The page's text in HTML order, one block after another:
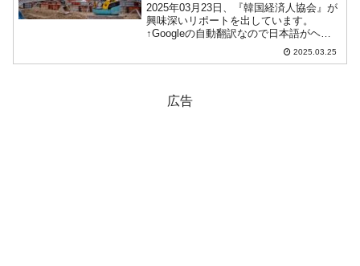
2025年03月23日、『韓国経済人協会』が
興味深いリポートを出しています。
↑Googleの自動翻訳なので日本語がヘン
なところがありますがご寛恕ください。
⇒参照・引用元：『韓国経済人協会』公
2025.03.25
広告